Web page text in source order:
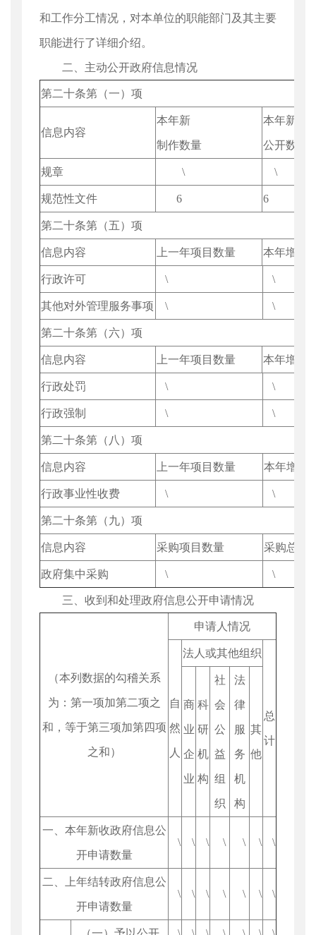
和工作分工情况，对本单位的职能部门及其主要
职能进行了详细介绍。
二、主动公开政府信息情况
第二十条第（一）项
信息内容
本年新
制作数量
本年新
公开数量
规章 \ \
规范性文件 6 6
第二十条第（五）项
信息内容 上一年项目数量 本年增/减
行政许可 \ \
其他对外管理服务事项 \ \
第二十条第（六）项
信息内容 上一年项目数量 本年增/减
行政处罚 \ \
行政强制 \ \
第二十条第（八）项
信息内容 上一年项目数量 本年增/减
行政事业性收费 \ \
第二十条第（九）项
信息内容 采购项目数量 采购总金
政府集中采购 \ \
三、收到和处理政府信息公开申请情况
（本列数据的勾稽关系
为：第一项加第二项之
和，等于第三项加第四项
之和）
申请人情况
自
然
人
法人或其他组织
总
计
商
业
企
业
科
研
机
构
社
会
公
益
组
织
法
律
服
务
机
构
其
他
一、本年新收政府信息公
开申请数量
\ \ \ \ \ \ \
二、上年结转政府信息公
开申请数量
\ \ \ \ \ \ \